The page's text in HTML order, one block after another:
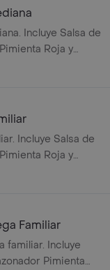
Incluye Salsa de
Roja y
Incluye Salsa de
Roja y
Familiar
familiar. Incluye
Pimienta